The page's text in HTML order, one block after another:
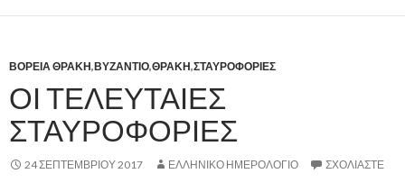
ΒΟΡΕΙΑ ΘΡΑΚΗ,ΒΥΖΑΝΤΙΟ,ΘΡΑΚΗ,ΣΤΑΥΡΟΦΟΡΙΕΣ
ΟΙ ΤΕΛΕΥΤΑΙΕΣ
ΣΤΑΥΡΟΦΟΡΙΕΣ
24 ΣΕΠΤΕΜΒΡΊΟΥ 2017 ΕΛΛΗΝΙΚΟ ΗΜΕΡΟΛΟΓΙΟ ΣΧΟΛΙΆΣΤΕ